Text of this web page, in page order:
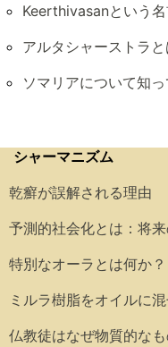
Keerthivasanという
アルタシャーストラと
ソマリアについて知
シャーマニズム
乾癬が誤解される理由
予測的社会化とは：将
特別なオーラとは何か？
ミルラ樹脂をオイルに
仏教徒はなぜ物質的な